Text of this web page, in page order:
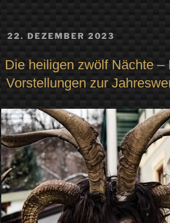
VERÖFFENTLICHT
22. DEZEMBER 2023
Die heiligen zwölf Nächte –
Vorstellungen zur